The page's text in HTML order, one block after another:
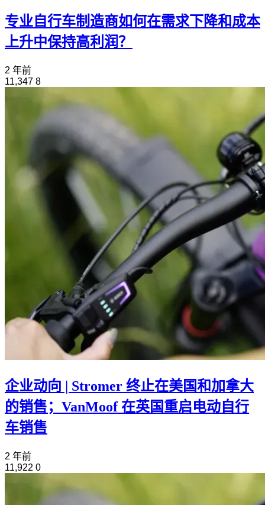
专业自行车制造商如何在需求下降和成本
上升中保持高利润？
2 年前
11,347 8
企业动向 | Stromer 终止在美国和加拿大
的销售；VanMoof 在英国重启电动自行
车销售
2 年前
11,922 0